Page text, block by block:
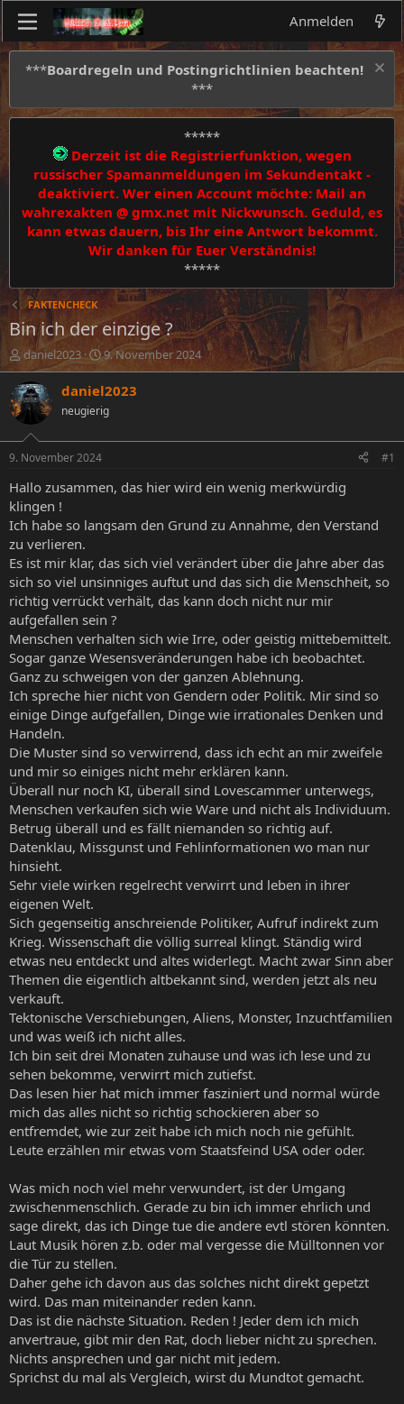
Anmelden
***Boardregeln und Postingrichtlinien beachten!
***
*****
Derzeit ist die Registrierfunktion, wegen
russischer Spamanmeldungen im Sekundentakt -
deaktiviert. Wer einen Account möchte: Mail an
wahrexakten @ gmx.net mit Nickwunsch. Geduld, es
kann etwas dauern, bis Ihr eine Antwort bekommt.
Wir danken für Euer Verständnis!
*****
FAKTENCHECK
Bin ich der einzige ?
E
r
s
t
e
l
l
e
r
daniel2023
E
r
s
e
a
9. November 2024
daniel2023
neugierig
9. November 2024 #1
Hallo zusammen, das hier wird ein wenig merkwürdig
klingen !
Ich habe so langsam den Grund zu Annahme, den Verstand
zu verlieren.
Es ist mir klar, das sich viel verändert über die Jahre aber das
sich so viel unsinniges auftut und das sich die Menschheit, so
richtig verrückt verhält, das kann doch nicht nur mir
aufgefallen sein ?
Menschen verhalten sich wie Irre, oder geistig mittebemittelt.
Sogar ganze Wesensveränderungen habe ich beobachtet.
Ganz zu schweigen von der ganzen Ablehnung.
Ich spreche hier nicht von Gendern oder Politik. Mir sind so
einige Dinge aufgefallen, Dinge wie irrationales Denken und
Handeln.
Die Muster sind so verwirrend, dass ich echt an mir zweifele
und mir so einiges nicht mehr erklären kann.
Überall nur noch KI, überall sind Lovescammer unterwegs,
Menschen verkaufen sich wie Ware und nicht als Individuum.
Betrug überall und es fällt niemanden so richtig auf.
Datenklau, Missgunst und Fehlinformationen wo man nur
hinsieht.
Sehr viele wirken regelrecht verwirrt und leben in ihrer
eigenen Welt.
Sich gegenseitig anschreiende Politiker, Aufruf indirekt zum
Krieg. Wissenschaft die völlig surreal klingt. Ständig wird
etwas neu entdeckt und altes widerlegt. Macht zwar Sinn aber
Themen die eigentlich altbekannt sind, werden jetzt als neu
verkauft.
Tektonische Verschiebungen, Aliens, Monster, Inzuchtfamilien
und was weiß ich nicht alles.
Ich bin seit drei Monaten zuhause und was ich lese und zu
sehen bekomme, verwirrt mich zutiefst.
Das lesen hier hat mich immer fasziniert und normal würde
mich das alles nicht so richtig schockieren aber so
entfremdet, wie zur zeit habe ich mich noch nie gefühlt.
Leute erzählen mir etwas vom Staatsfeind USA oder oder.
Was mich noch viel mehr verwundert, ist der Umgang
zwischenmenschlich. Gerade zu bin ich immer ehrlich und
sage direkt, das ich Dinge tue die andere evtl stören könnten.
Laut Musik hören z.b. oder mal vergesse die Mülltonnen vor
die Tür zu stellen.
Daher gehe ich davon aus das solches nicht direkt gepetzt
wird. Das man miteinander reden kann.
Das ist die nächste Situation. Reden ! Jeder dem ich mich
anvertraue, gibt mir den Rat, doch lieber nicht zu sprechen.
Nichts ansprechen und gar nicht mit jedem.
Sprichst du mal als Vergleich, wirst du Mundtot gemacht.